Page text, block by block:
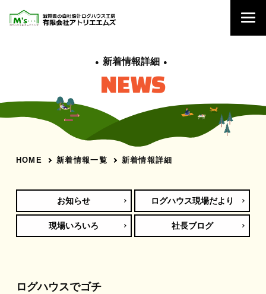
新着情報詳細
NEWS
HOME 新着情報一覧 新着情報詳細
お知らせ ログハウス現場だより
現場いろいろ 社長ブログ
ログハウスでゴチ